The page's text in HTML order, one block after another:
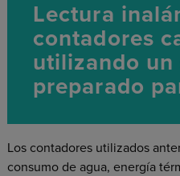
Lectura
contadores
utilizando
preparado
Los contadores utilizados
consumo de agua, energía